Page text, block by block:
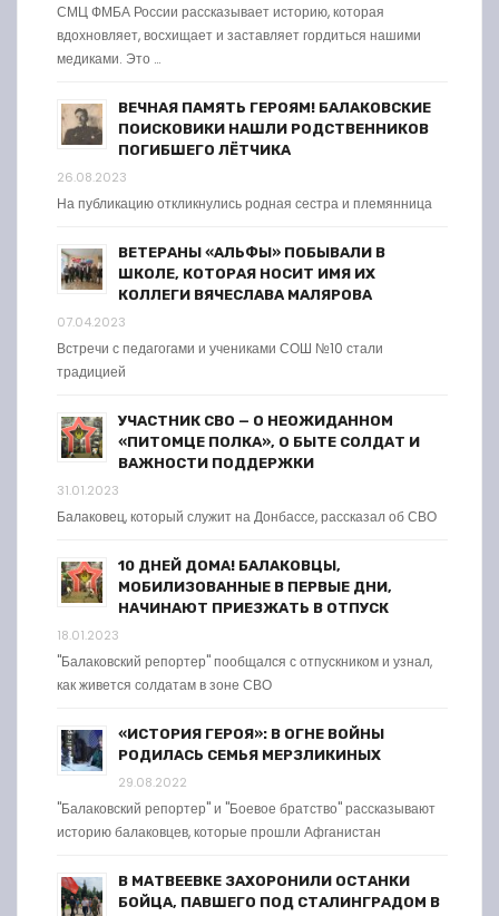
СМЦ ФМБА России рассказывает историю, которая
вдохновляет, восхищает и заставляет гордиться нашими
медиками. Это …
ВЕЧНАЯ ПАМЯТЬ ГЕРОЯМ! БАЛАКОВСКИЕ
ПОИСКОВИКИ НАШЛИ РОДСТВЕННИКОВ
ПОГИБШЕГО ЛЁТЧИКА
26.08.2023
На публикацию откликнулись родная сестра и племянница
ВЕТЕРАНЫ «АЛЬФЫ» ПОБЫВАЛИ В
ШКОЛЕ, КОТОРАЯ НОСИТ ИМЯ ИХ
КОЛЛЕГИ ВЯЧЕСЛАВА МАЛЯРОВА
07.04.2023
Встречи с педагогами и учениками СОШ №10 стали
традицией
УЧАСТНИК СВО — О НЕОЖИДАННОМ
«ПИТОМЦЕ ПОЛКА», О БЫТЕ СОЛДАТ И
ВАЖНОСТИ ПОДДЕРЖКИ
31.01.2023
Балаковец, который служит на Донбассе, рассказал об СВО
10 ДНЕЙ ДОМА! БАЛАКОВЦЫ,
МОБИЛИЗОВАННЫЕ В ПЕРВЫЕ ДНИ,
НАЧИНАЮТ ПРИЕЗЖАТЬ В ОТПУСК
18.01.2023
"Балаковский репортер" пообщался с отпускником и узнал,
как живется солдатам в зоне СВО
«ИСТОРИЯ ГЕРОЯ»: В ОГНЕ ВОЙНЫ
РОДИЛАСЬ СЕМЬЯ МЕРЗЛИКИНЫХ
29.08.2022
"Балаковский репортер" и "Боевое братство" рассказывают
историю балаковцев, которые прошли Афганистан
В МАТВЕЕВКЕ ЗАХОРОНИЛИ ОСТАНКИ
БОЙЦА, ПАВШЕГО ПОД СТАЛИНГРАДОМ В